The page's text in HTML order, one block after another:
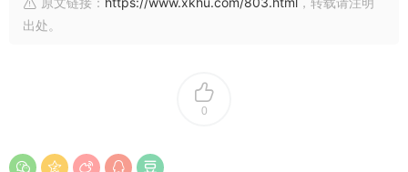
出处。
0